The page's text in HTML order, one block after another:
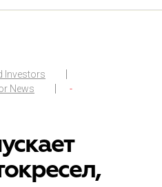
Investors
News -